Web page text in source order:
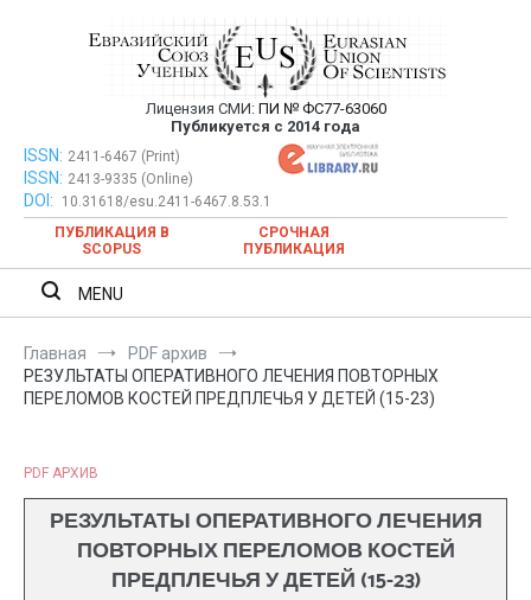
Евразийский Союз Ученых —
публикация научных статей в
ежемесячном научном журнале
Лицензия СМИ: ПИ № ФС77-63060
Публикуется с 2014 года
Евразийский Союз Ученых — публикация научных статей в
ежемесячном научном журнале
ISSN: 2411-6467 (Print)
ISSN: 2413-9335 (Online)
DOI:
10.31618/esu.2411-6467.8.53.1
ПУБЛИКАЦИЯ В
SCOPUS
СРОЧНАЯ
ПУБЛИКАЦИЯ
MENU
Главная
PDF архив
РЕЗУЛЬТАТЫ ОПЕРАТИВНОГО ЛЕЧЕНИЯ ПОВТОРНЫХ
ПЕРЕЛОМОВ КОСТЕЙ ПРЕДПЛЕЧЬЯ У ДЕТЕЙ (15-23)
PDF АРХИВ
РЕЗУЛЬТАТЫ ОПЕРАТИВНОГО ЛЕЧЕНИЯ
ПОВТОРНЫХ ПЕРЕЛОМОВ КОСТЕЙ
ПРЕДПЛЕЧЬЯ У ДЕТЕЙ (15-23)